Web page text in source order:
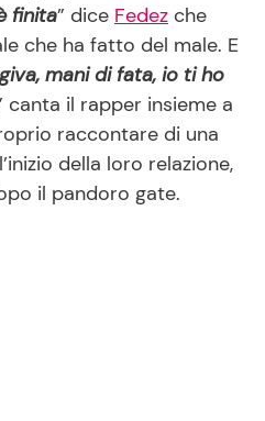
finita” dice Fedez che
che ha fatto del male. E
mani di fata, io ti ho
canta il rapper insieme a
raccontare di una
della loro relazione,
il pandoro gate.